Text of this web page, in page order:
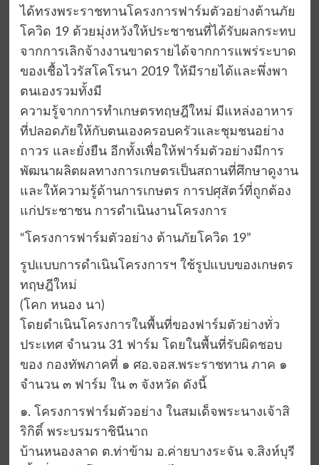
ได้ทรงพระราชทานโครงการฟาร์มตัวอย่างต้านภัย
โควิด 19 ด้วยมุ่งหวังให้ประชาชนที่ได้รับผลกระทบ
จากการเลิกจ้างงานขาดรายได้จากการแพร่ระบาด
ของเชื้อไวรัสโคโรนา 2019 ให้มีรายได้และพึ่งพา
ตนเองรวมทั้งมี
ความรู้จากการทำเกษตรทฤษฎีใหม่ มีแหล่งอาหาร
ที่ปลอดภัยให้กับตนเองครอบครัวและชุมชนอย่าง
ถาวร และยั่งยืน อีกทั้งเพื่อให้ฟาร์มตัวอย่างมีการ
พัฒนาผลิตผลทางการเกษตรเป็นสถานที่ศึกษาดูงาน
และให้ความรู้ด้านการเกษตร การปศุสัตว์ที่ถูกต้อง
แก่ประชาชน การดำเนินงานโครงการ
“โครงการฟาร์มตัวอย่าง ต้านภัยโควิด 19”
รูปแบบการดำเนินโครงการฯ ใช้รูปแบบของเกษตร
ทฤษฎีใหม่
(โคก หนอง นา)
โดยดำเนินโครงการในพื้นที่ของฟาร์มตัวย่างทั่ว
ประเทศ จำนวน 31 ฟาร์ม โดยในพื้นที่รับผิดชอบ
ของ กองทัพภาคที่ ๑ ศอ.จอส.พระราชทาน ภาค ๑
จำนวน ๓ ฟาร์ม ใน ๓ จังหวัด ดังนี้
๑. โครงการฟาร์มตัวอย่าง ในสมเด็จพระนางเจ้าสิ
ริกิติ์ พระบรมราชินีนาถ
บ้านหนองลาด ต.ท่าข้าม อ.ค่ายบางระจัน จ.สิงห์บุรี